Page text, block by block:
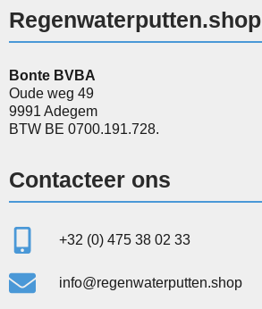
Regenwaterputten.shop
Bonte BVBA
Oude weg 49
9991 Adegem
BTW BE 0700.191.728.
Contacteer ons
+32 (0) 475 38 02 33
info@regenwaterputten.shop